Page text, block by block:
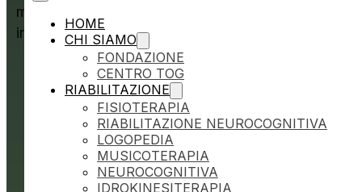
HOME
CHI SIAMO
FONDAZIONE
CENTRO TOG
RIABILITAZIONE
FISIOTERAPIA
RIABILITAZIONE NEUROCOGNITIVA
LOGOPEDIA
MUSICOTERAPIA
NEUROCOGNITIVA
IDROKINESITERAPIA
motoria e cognitiva si trasforma in un percorso
innovativo, coinvolgente e ricco di opportunità
di crescita.